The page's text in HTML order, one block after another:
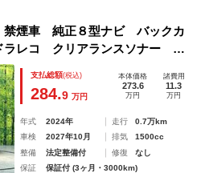
煙車 純正８型ナビ バックカ
レコ クリアランスソナー オ
インドスポットモニタリング
純正１６インチアルミ
支払総額(税込)
284.9 万円
本体価格
273.6
万円
諸費用
11.3
万円
年式 2024年 走行
0.7万km
車検
2027年10月 排気
1500cc
整備
法定整備付 修復
なし
保証
保証付 (3ヶ月・3000km)